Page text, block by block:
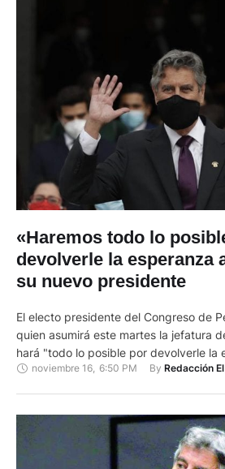
«Haremos todo lo
devolverle la esperanza
su nuevo presidente
El electo presidente del Congreso de
quien asumirá este martes la jefatura
hará "todo lo posible por devolverle la
ciudadanía" de su país, tras la grave
noviembre 16 6:50 PM By Redacción